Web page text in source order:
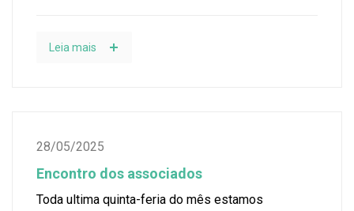
Leia mais
28/05/2025
Encontro dos associados
Toda ultima quinta-feria do mês estamos